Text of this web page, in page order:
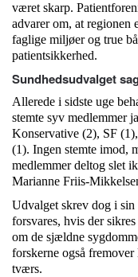
været skarp.
advarer om, at regionen
faglige miljøer og true
patientsikkerhed.
Sundhedsudvalget
Allerede i sidste uge
stemte syv medlemmer
Konservative (2), SF
(1). Ingen stemte imod,
medlemmer deltog slet
Marianne Friis-
Udvalget skrev dog i
forsvares, hvis der
om de sjældne
forskerne også
tværs.